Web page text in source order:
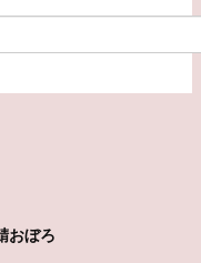
おぼろ